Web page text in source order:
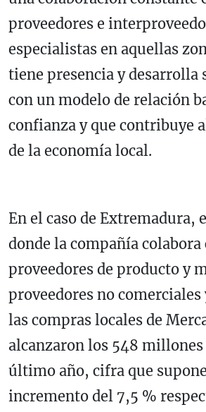
proveedores e
especialistas en aquellas
tiene presencia y desarrolla
con un modelo de relación
confianza y que contribuye
de la economía local.
En el caso de Extremadura,
donde la compañía colabora
proveedores de producto y
proveedores no comerciales
las compras locales de
alcanzaron los 548 millones
último año, cifra que
incremento del 7,5 %